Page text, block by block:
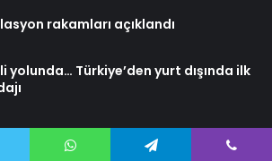
rakamları açıklandı
yolunda… Türkiye’den yurt dışında ilk